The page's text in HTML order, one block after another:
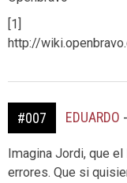
[1]
http://
#007 EDUARDO -
Imagina Jordi, que
errores. Que si